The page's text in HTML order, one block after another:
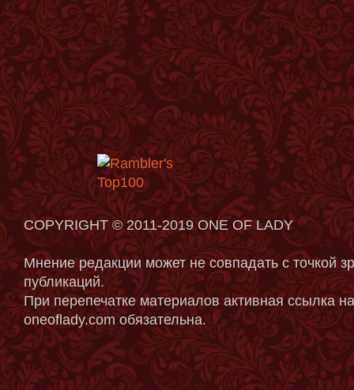
COPYRIGHT © 2011-2019 ONE OF LADY
Мнение редакции может не совпадать с точкой
публикаций.
При перепечатке материалов активная ссылка
oneoflady.com обязательна.